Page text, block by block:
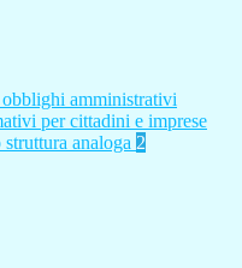
obblighi amministrativi
per cittadini e imprese
analoga 2